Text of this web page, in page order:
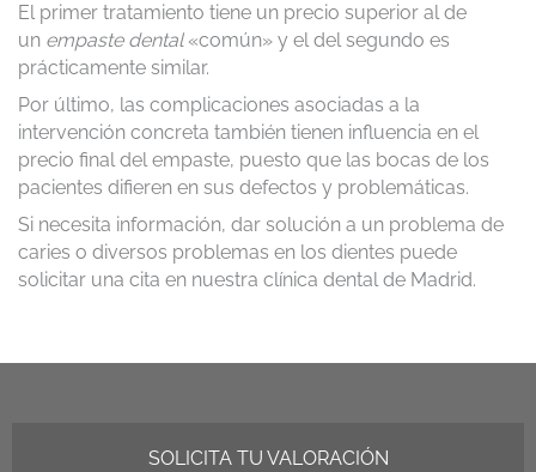
El primer tratamiento tiene un precio superior al de
un empaste dental«común» y el del segundo es
prácticamente similar.
Por último, las complicaciones asociadas a la
intervención concreta también tienen influencia en el
precio final del empaste, puesto que las bocas de los
pacientes difieren en sus defectos y problemáticas.
Si necesita información, dar solución a un problema de
caries o diversos problemas en los dientes puede
solicitar una cita en nuestra clínica dental de Madrid.
SOLICITA TU VALORACIÓN